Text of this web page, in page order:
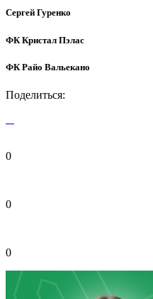
Сергей Гуренко
ФК Кристал Пэлас
ФК Райо Вальекано
Поделиться:
0
0
0